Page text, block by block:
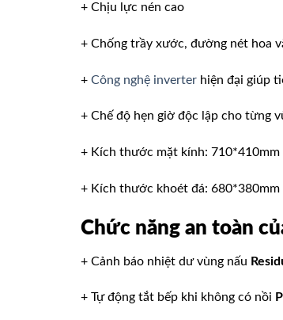
+ Chịu lực nén cao
+ Chống trầy xước, đường nét hoa
+ Công nghệ inverter hiện đại giúp
+ Chế độ hẹn giờ độc lập cho từng
+ Kích thước mặt kính: 710*410mm
+ Kích thước khoét đá: 680*380mm
Chức năng an toàn
+ Cảnh báo nhiệt dư vùng nấu
+ Tự động tắt bếp khi không có nồi